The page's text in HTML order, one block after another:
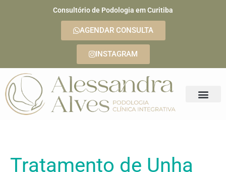
Consultório de Podologia em Curitiba
AGENDAR CONSULTA
INSTAGRAM
Tratamento de Unha